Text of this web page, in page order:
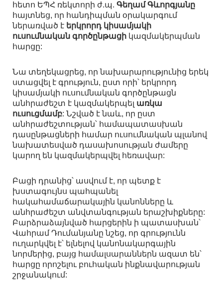
հետո ԵՊՀ ռեկտորի ժ.պ. Գեղամ Գևորգյանը
հայտնեց, որ հանդիպման օրակարգում
ներառված է երկրորդ կիսամյակի
ուսումնական գործընթացի կազմակերպման
հարցը:
Նա տեղեկացրեց, որ նախարարությունից երեկ
ստացվել է գրություն, ըստ որի՝ երկրորդ
կիսամյակի ուսումնական գործընթացն
անհրաժեշտ է կազմակերպել առկա
ուսուցմամբ: Նշված է նաև, որ ըստ
անհրաժեշտության՝ համապատասխան
դասընթացների համար ուսումնական պլանով
նախատեսված դասախոսության ժամերը
կարող են կազմակերպվել հեռավար:
Բացի դրանից՝ ասվում է, որ պետք է
խստագույնս պահպանել
հակահամաճարակային կանոնները և
անհրաժեշտ անվտանգության երաշխիքները:
Բարձրաձայնված հարցերին ի պատասխան՝
Վահրամ Դումանյանը նշեց, որ գրությունն
ուղարկվել է՝ ելնելով կանոնակարգային
նորմերից, բայց համալսարաններն ազատ են՝
հարցը որոշելու բուհական ինքնավարության
շրջանակում: